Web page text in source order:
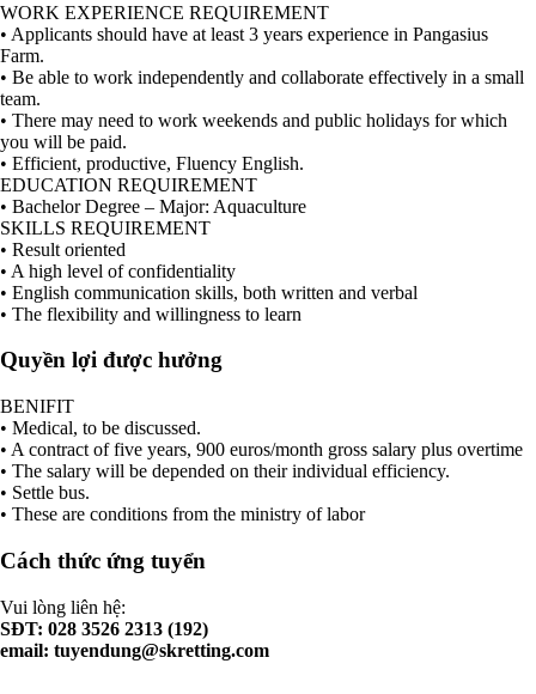
WORK EXPERIENCE REQUIREMENT
• Applicants should have at least 3 years experience in Pangasius
Farm.
• Be able to work independently and collaborate effectively in a small
team.
• There may need to work weekends and public holidays for which
you will be paid.
• Efficient, productive, Fluency English.
EDUCATION REQUIREMENT
• Bachelor Degree – Major: Aquaculture
SKILLS REQUIREMENT
• Result oriented
• A high level of confidentiality
• English communication skills, both written and verbal
• The flexibility and willingness to learn
Quyền lợi được hưởng
BENIFIT
• Medical, to be discussed.
• A contract of five years, 900 euros/month gross salary plus overtime
• The salary will be depended on their individual efficiency.
• Settle bus.
• These are conditions from the ministry of labor
Cách thức ứng tuyển
Vui lòng liên hệ:
SĐT: 028 3526 2313 (192)
email: tuyendung@skretting.com